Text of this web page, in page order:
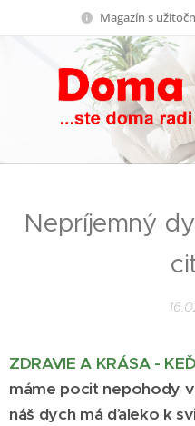
Magazín s
Nepríjemný
ZDRAVIE A KRÁSA -
máme pocit nepohody
náš dych má ďaleko k